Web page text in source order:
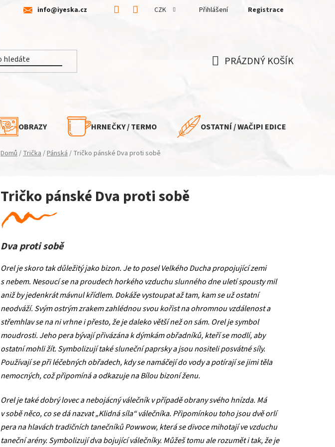
info@iyeska.cz CZK Přihlášení Registrace
PRÁZDNÝ KOŠÍK
OBRAZY HRNEČKY / TERMO OSTATNÍ / WAČIPI EDICE
Domů/Trička/Pánská/ Tričko pánské Dva proti sobě
Tričko pánské Dva proti sobě
Dva proti sobě
Orel je skoro tak důležitý jako bizon. Je to posel Velkého Ducha propojující zemi
s nebem. Nesoucí se na proudech horkého vzduchu slunného dne uletí spousty mil
aniž by jedenkrát mávnul křídlem. Dokáže vystoupat až tam, kam se už ostatní
neodváží. Svým ostrým zrakem zahlédnou svou kořist na ohromnou vzdálenost a
střemhlav se na ni vrhne i přesto, že je daleko větší než on sám. Orel je symbol
moudrosti. Jeho pera bývají přivázána k dýmkám obřadníků, kteří se modlí, aby
ostatní mohli žít. Symbolizují také sluneční paprsky a jsou nositeli posvátné síly.
Používají se při léčebných obřadech, kdy se namáčejí do vody a potírají se jimi těla
nemocných, což připomíná a odkazuje na Bílou bizoní ženu.
Orel je také dobrý lovec a nebojácný válečník v případě obrany svého hnízda. Má
v sobě něco, co se dá nazvat „Klidná síla“ válečníka. Připomínkou toho jsou dvě orlí
pera na hlavách tradičních tanečníků Powwow, která se divoce mihotají ve vzduchu
taneční arény. Symbolizují dva bojující válečníky. Můžeš tomu ale rozumět i tak, že je